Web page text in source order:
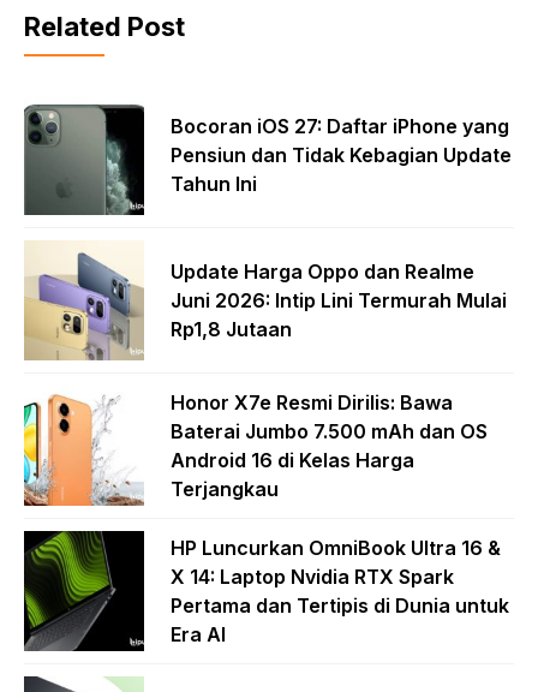
Related Post
Bocoran iOS 27: Daftar iPhone yang
Pensiun dan Tidak Kebagian Update
Tahun Ini
Update Harga Oppo dan Realme
Juni 2026: Intip Lini Termurah Mulai
Rp1,8 Jutaan
Honor X7e Resmi Dirilis: Bawa
Baterai Jumbo 7.500 mAh dan OS
Android 16 di Kelas Harga
Terjangkau
HP Luncurkan OmniBook Ultra 16 &
X 14: Laptop Nvidia RTX Spark
Pertama dan Tertipis di Dunia untuk
Era AI